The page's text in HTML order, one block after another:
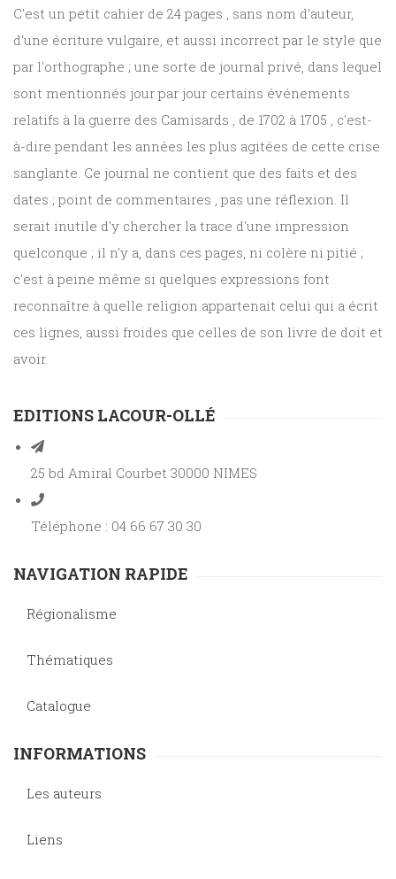
C'est un petit cahier de 24 pages , sans nom d'auteur,
d'une écriture vulgaire, et aussi incorrect par le style que
par l'orthographe ; une sorte de journal privé, dans lequel
sont mentionnés jour par jour certains événements
relatifs à la guerre des Camisards , de 1702 à 1705 , c'est-
à-dire pendant les années les plus agitées de cette crise
sanglante. Ce journal ne contient que des faits et des
dates ; point de commentaires , pas une réflexion. Il
serait inutile d'y chercher la trace d'une impression
quelconque ; il n'y a, dans ces pages, ni colère ni pitié ;
c'est à peine même si quelques expressions font
reconnaître à quelle religion appartenait celui qui a écrit
ces lignes, aussi froides que celles de son livre de doit et
avoir.
EDITIONS LACOUR-OLLÉ
25 bd Amiral Courbet 30000 NIMES
Téléphone : 04 66 67 30 30
NAVIGATION RAPIDE
Régionalisme
Thématiques
Catalogue
INFORMATIONS
Les auteurs
Liens